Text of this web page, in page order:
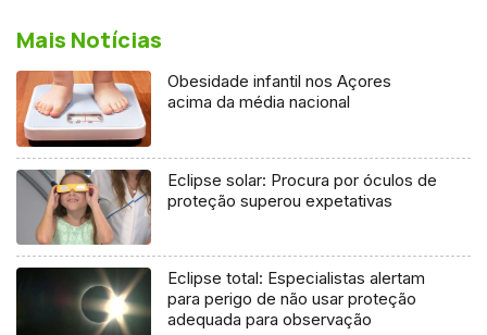
Mais Notícias
Obesidade infantil nos Açores
acima da média nacional
Eclipse solar: Procura por óculos de
proteção superou expetativas
Eclipse total: Especialistas alertam
para perigo de não usar proteção
adequada para observação